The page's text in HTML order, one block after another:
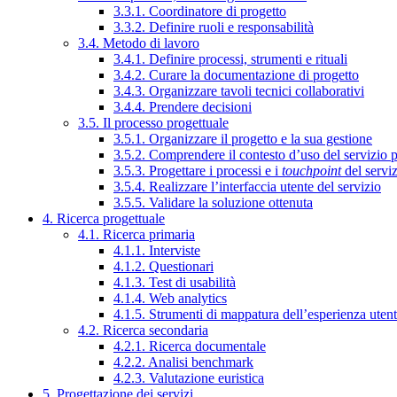
3.3.1. Coordinatore di progetto
3.3.2. Definire ruoli e responsabilità
3.4. Metodo di lavoro
3.4.1. Definire processi, strumenti e rituali
3.4.2. Curare la documentazione di progetto
3.4.3. Organizzare tavoli tecnici collaborativi
3.4.4. Prendere decisioni
3.5. Il processo progettuale
3.5.1. Organizzare il progetto e la sua gestione
3.5.2. Comprendere il contesto d’uso del servizio
3.5.3. Progettare i processi e i touchpointdel
3.5.4. Realizzare l’interfaccia utente del servizio
3.5.5. Validare la soluzione ottenuta
4. Ricerca progettuale
4.1. Ricerca primaria
4.1.1. Interviste
4.1.2. Questionari
4.1.3. Test di usabilità
4.1.4. Web analytics
4.1.5. Strumenti di mappatura dell’esperienza
4.2. Ricerca secondaria
4.2.1. Ricerca documentale
4.2.2. Analisi benchmark
4.2.3. Valutazione euristica
5. Progettazione dei servizi